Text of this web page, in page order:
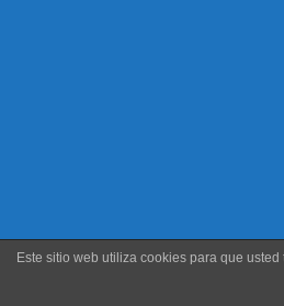
Este sitio web utiliza cookies para que